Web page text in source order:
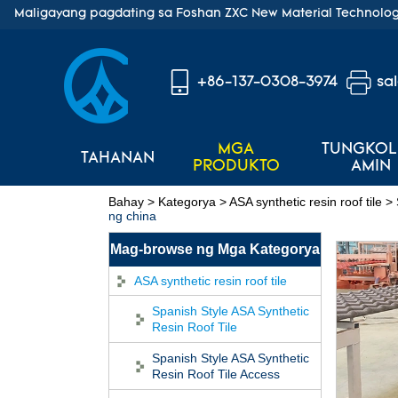
Maligayang pagdating sa Foshan ZXC New Material
+86-137-0308-3974
TAHANAN
MGA
PRODUKTO
AMIN
Bahay > Kategorya >ASA synthetic resin roof tile >
ng china
Mag-browse ng Mga Kategorya
ASA synthetic resin roof tile
Spanish Style ASA Synthetic
Resin Roof Tile
Spanish Style ASA Synthetic
Resin Roof Tile Access